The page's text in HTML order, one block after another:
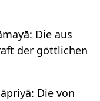
Die aus
der göttlichen
Die von